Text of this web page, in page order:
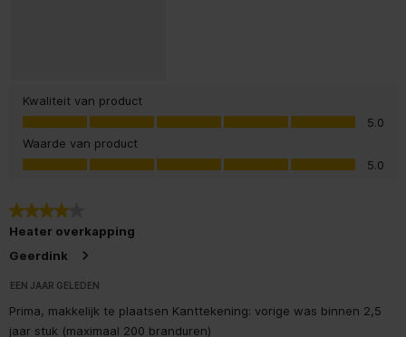
Kwaliteit van product
Kwaliteit van product, 5.0 van 5
5.0
Waarde van product
Waarde van product, 5.0 van 5
5.0
4 van 5 sterren.
Heater overkapping
Geerdink
EEN JAAR GELEDEN
Prima, makkelijk te plaatsen Kanttekening: vorige was binnen 2,5
jaar stuk (maximaal 200 branduren)